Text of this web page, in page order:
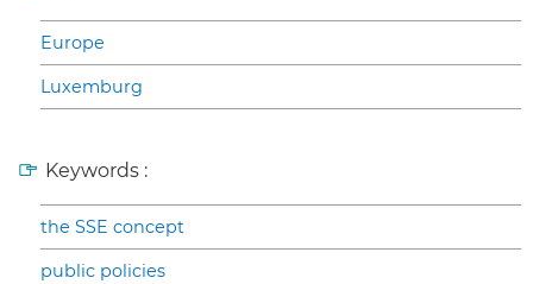
Europe
Luxemburg
Keywords :
the SSE concept
public policies